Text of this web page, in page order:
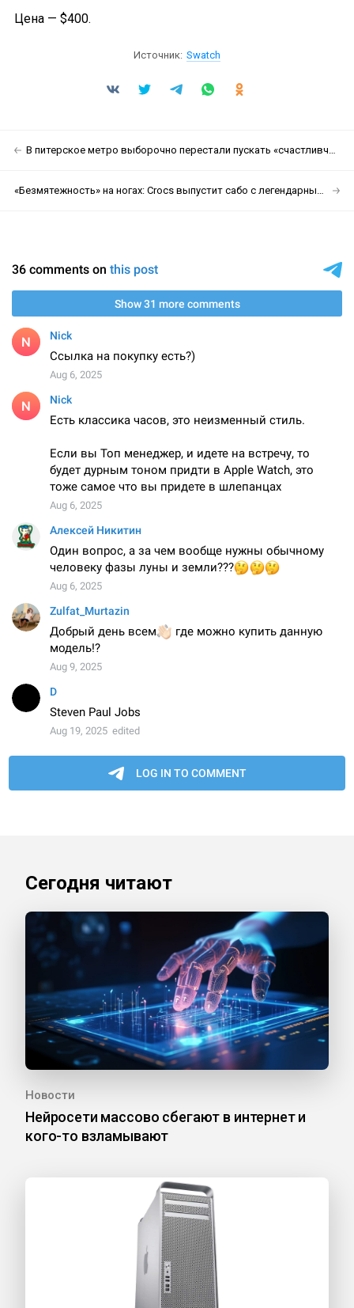
Цена — $400.
Источник: Swatch
В питерское метро выборочно перестали пускать «счастливчиков» с разряженной техникой
«Безмятежность» на ногах: Crocs выпустит сабо с легендарными обоями Windows XP
Сегодня читают
Новости
Нейросети массово сбегают в интернет и
кого-то взламывают